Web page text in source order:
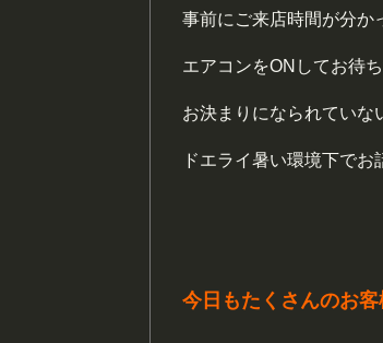
事前にご来店時間が分か
エアコンをONしてお待
お決まりになられていな
ドエライ暑い環境下でお
今日もたくさんのお